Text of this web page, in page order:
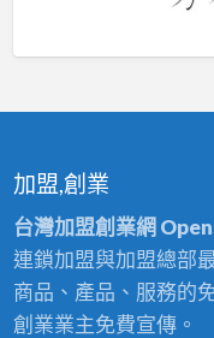
加盟,創業
台灣加盟創業網
連鎖加盟與加盟總部
商品、產品、服務的
創業業主免費宣傳。